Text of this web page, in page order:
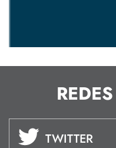
TWITTER